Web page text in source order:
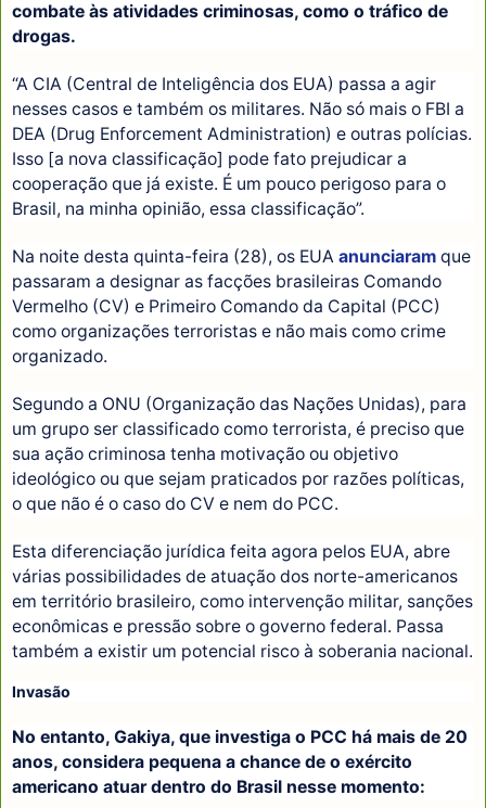
combate às atividades criminosas, como o tráfico de
drogas.
“A CIA (Central de Inteligência dos EUA) passa a agir
nesses casos e também os militares. Não só mais o FBI a
DEA (Drug Enforcement Administration) e outras polícias.
Isso [a nova classificação] pode fato prejudicar a
cooperação que já existe. É um pouco perigoso para o
Brasil, na minha opinião, essa classificação”.
Na noite desta quinta-feira (28), os EUA anunciaram que
passaram a designar as facções brasileiras Comando
Vermelho (CV) e Primeiro Comando da Capital (PCC)
como organizações terroristas e não mais como crime
organizado.
Segundo a ONU (Organização das Nações Unidas), para
um grupo ser classificado como terrorista, é preciso que
sua ação criminosa tenha motivação ou objetivo
ideológico ou que sejam praticados por razões políticas,
o que não é o caso do CV e nem do PCC.
Esta diferenciação jurídica feita agora pelos EUA, abre
várias possibilidades de atuação dos norte-americanos
em território brasileiro, como intervenção militar, sanções
econômicas e pressão sobre o governo federal. Passa
também a existir um potencial risco à soberania nacional.
Invasão
No entanto, Gakiya, que investiga o PCC há mais de 20
anos, considera pequena a chance de o exército
americano atuar dentro do Brasil nesse momento: